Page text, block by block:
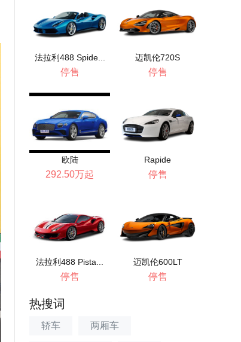
法拉利488 Spide...
停售
迈凯伦720S
停售
欧陆
292.50万起
Rapide
停售
法拉利488 Pista...
停售
迈凯伦600LT
停售
热搜词
轿车 两厢车